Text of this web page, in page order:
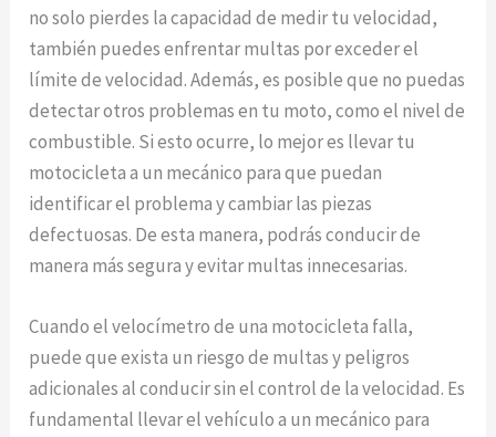
no solo pierdes la capacidad de medir tu velocidad,
también puedes enfrentar multas por exceder el
límite de velocidad. Además, es posible que no puedas
detectar otros problemas en tu moto, como el nivel de
combustible. Si esto ocurre, lo mejor es llevar tu
motocicleta a un mecánico para que puedan
identificar el problema y cambiar las piezas
defectuosas. De esta manera, podrás conducir de
manera más segura y evitar multas innecesarias.
Cuando el velocímetro de una motocicleta falla,
puede que exista un riesgo de multas y peligros
adicionales al conducir sin el control de la velocidad. Es
fundamental llevar el vehículo a un mecánico para